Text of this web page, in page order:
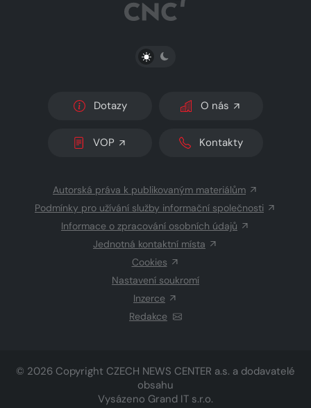
PŘEPNOUT SVĚTLÝ/TMAVÝ REŽIM
Dotazy O nás
VOP Kontakty
Autorská práva k publikovaným materiálům
Podmínky pro užívání služby informační společnosti
Informace o zpracování osobních údajů
Jednotná kontaktní místa
Cookies
Nastavení soukromí
Inzerce
Redakce
© 2026 Copyright CZECH NEWS CENTER a.s. a dodavatelé
obsahu
Vysázeno Grand IT s.r.o.